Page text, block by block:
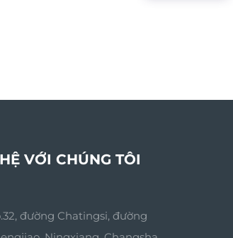
VỚI CHÚNG TÔI
đường Chatingsi, đường